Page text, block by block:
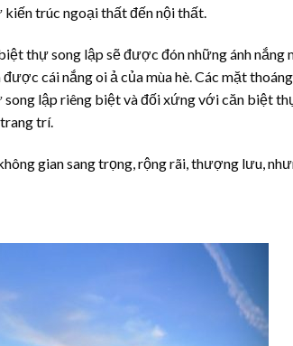
kiến trúc ngoại thất đến nội thất.
thự song lập sẽ được đón những ánh
cái nắng oi ả của mùa hè. Các mặt
lập riêng biệt và đối xứng với căn biệt
trí.
gian sang trọng, rộng rãi, thượng lưu,